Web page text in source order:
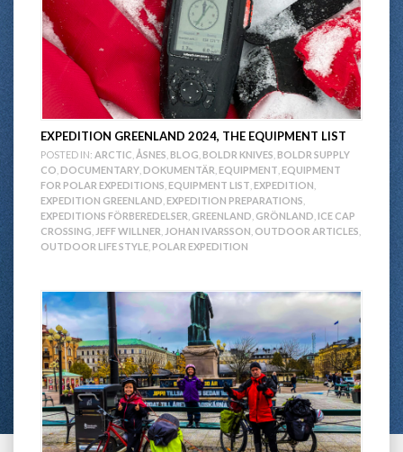
EXPEDITION GREENLAND 2024, THE EQUIPMENT LIST
POSTED IN: ARCTIC ÅSNES BLOG BOLDR KNIVES BOLDR SUPPLY
CO DOCUMENTARY DOKUMENTÄR EQUIPMENT EQUIPMENT
FOR POLAR EXPEDITIONS EQUIPMENT LIST EXPEDITION
EXPEDITION GREENLAND EXPEDITION PREPARATIONS
EXPEDITIONS FÖRBEREDELSER GREENLAND GRÖNLAND ICE CAP
CROSSING JEFF WILLNER JOHAN IVARSSON OUTDOOR ARTICLES
OUTDOOR LIFE STYLE POLAR EXPEDITION